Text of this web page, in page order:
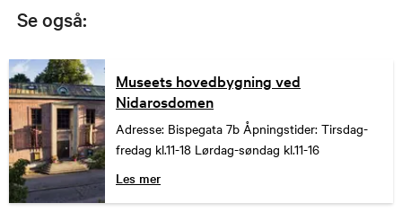
Se også:
Museets hovedbygning ved
Nidarosdomen
Adresse: Bispegata 7b Åpningstider: Tirsdag-
fredag kl.11-18 Lørdag-søndag kl.11-16
Les mer